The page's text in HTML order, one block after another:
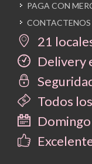
PAGA CON
CONTACTENOS
21
Delivery
Todos